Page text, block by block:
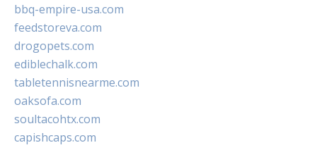
bbq-empire-usa.com
feedstoreva.com
drogopets.com
ediblechalk.com
tabletennisnearme.com
oaksofa.com
soultacohtx.com
capishcaps.com